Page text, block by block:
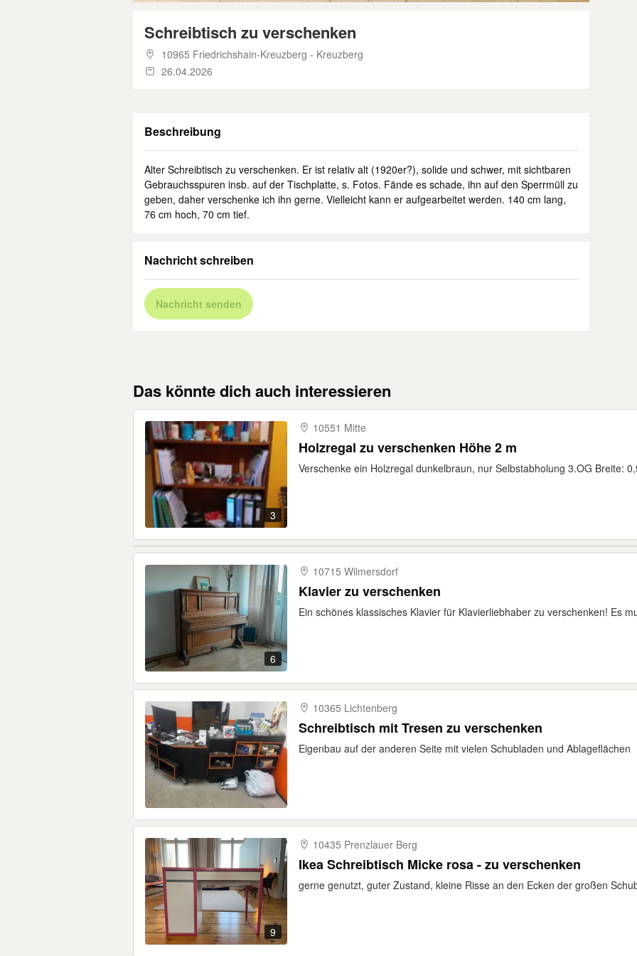
Schreibtisch zu verschenken
10965 Friedrichshain-Kreuzberg - Kreuzberg
26.04.2026
Beschreibung
Alter Schreibtisch zu verschenken. Er ist relativ alt (1920er?), solide und schwer, mit sichtbaren
Gebrauchsspuren insb. auf der Tischplatte, s. Fotos. Fände es schade, ihn auf den Sperrmüll zu
geben, daher verschenke ich ihn gerne. Vielleicht kann er aufgearbeitet werden. 140 cm lang,
76 cm hoch, 70 cm tief.
Nachricht schreiben
Nachricht senden
Das könnte dich auch interessieren
3
10551 Mitte
Holzregal zu verschenken Höhe 2 m
Verschenke ein Holzregal dunkelbraun, nur Selbstabholung 3.OG Breite:
6
10715 Wilmersdorf
Klavier zu verschenken
Ein schönes klassisches Klavier für Klavierliebhaber zu verschenken! Es
10365 Lichtenberg
Schreibtisch mit Tresen zu verschenken
Eigenbau auf der anderen Seite mit vielen Schubladen und Ablageflächen
9
10435 Prenzlauer Berg
Ikea Schreibtisch Micke rosa - zu verschenken
gerne genutzt, guter Zustand, kleine Risse an den Ecken der großen